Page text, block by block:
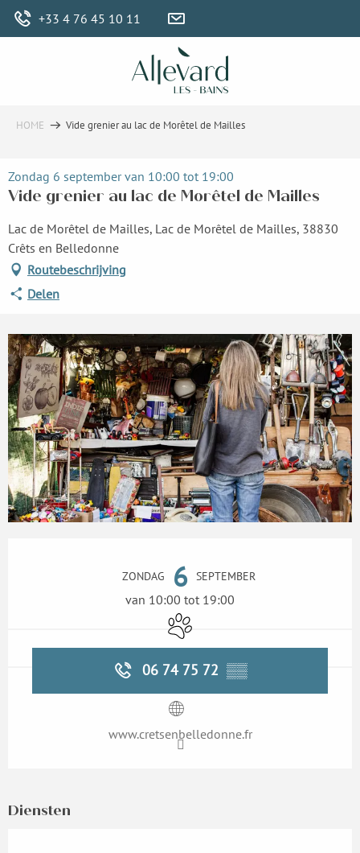
Aller
+33 4 76 45 10 11
HOME Vide grenier au lac de Morêtel de Mailles
Zondag 6 september van 10:00 tot 19:00
Vide grenier au lac de Morêtel de Mailles
Lac de Morêtel de Mailles, Lac de Morêtel de Mailles, 38830
Crêts en Belledonne
Routebeschrijving
Delen
ZONDAG 6 SEPTEMBER
van 10:00 tot 19:00
Dieren toegelaten
06 74 75 72 ▒▒
www.cretsenbelledonne.fr
Diensten